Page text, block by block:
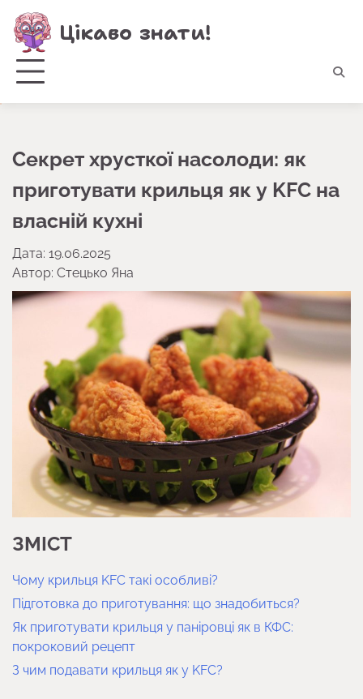
Перейти
до
вмісту
Цікаво знати!
Секрет хрусткої насолоди: як
приготувати крильця як у KFC на
власній кухні
Дата: 19.06.2025
Автор: Стецько Яна
ЗМІСТ
Чому крильця KFC такі особливі?
Підготовка до приготування: що знадобиться?
Як приготувати крильця у паніровці як в КФС:
покроковий рецепт
З чим подавати крильця як у KFC?